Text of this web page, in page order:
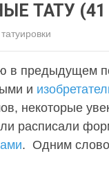
ТАТУ
татуировки
в предыдущем
и
некоторые
расписали
. Одним